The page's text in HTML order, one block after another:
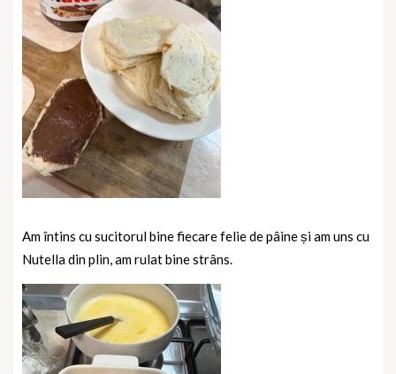
Am întins cu sucitorul bine fiecare felie de pâine și am uns cu
Nutella din plin, am rulat bine strâns.